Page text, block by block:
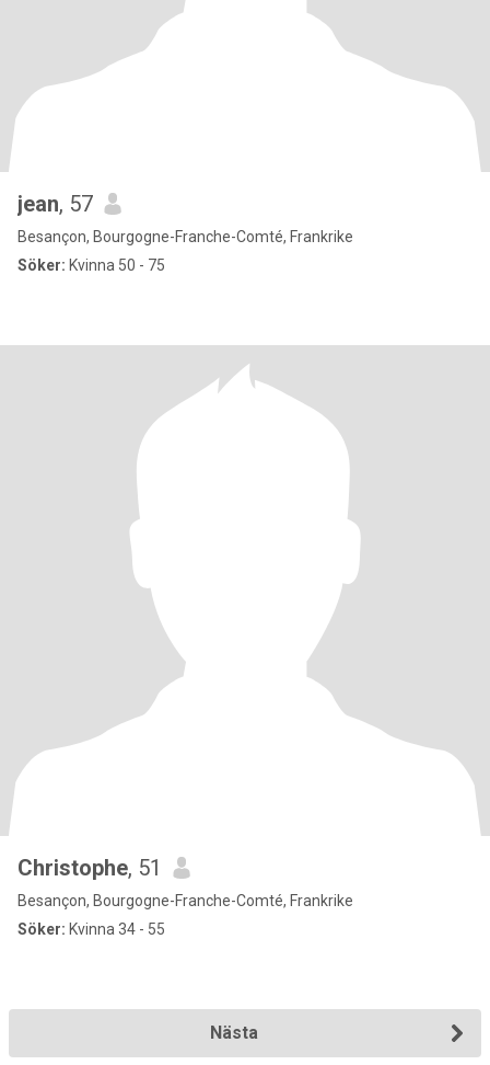
jean, 57
Besançon, Bourgogne-Franche-Comté, Frankrike
Söker: Kvinna 50 - 75
Christophe, 51
Besançon, Bourgogne-Franche-Comté, Frankrike
Söker: Kvinna 34 - 55
Nästa